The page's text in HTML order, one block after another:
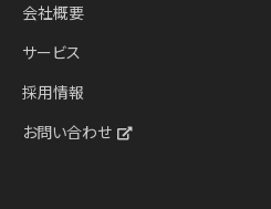
会社概要
サービス
採用情報
お問い合わせ